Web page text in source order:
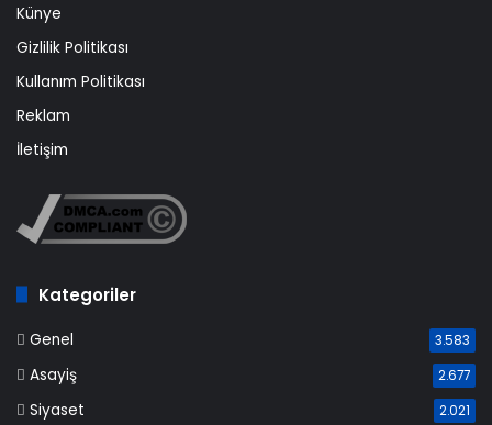
Künye
Gizlilik Politikası
Kullanım Politikası
Reklam
İletişim
Kategoriler
Genel 3.583
Asayiş 2.677
Siyaset 2.021